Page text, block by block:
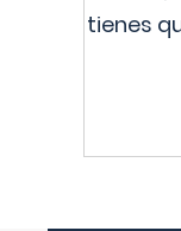
tienes